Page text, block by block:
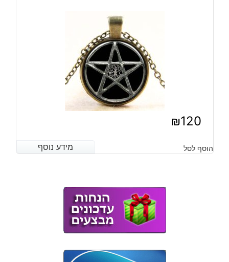
₪120
מידע נוסף הוסף לסל מידע נוסף